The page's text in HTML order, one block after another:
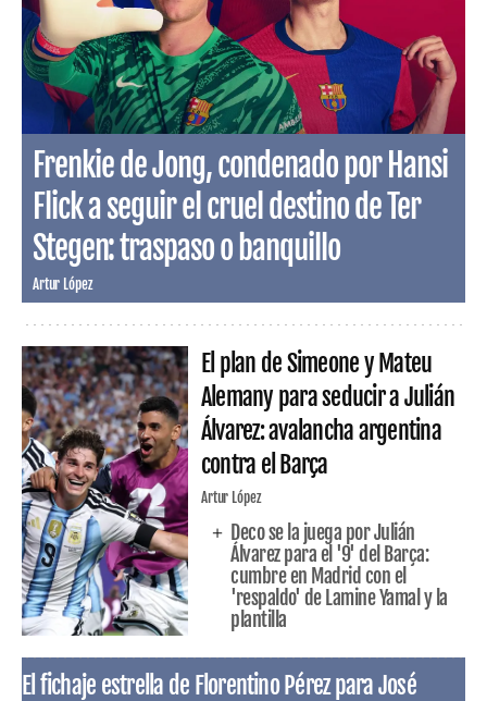
Frenkie de Jong, condenado por Hansi
Flick a seguir el cruel destino de Ter
Stegen: traspaso o banquillo
Artur López
El plan de Simeone y Mateu
Alemany para seducir a Julián
Álvarez: avalancha argentina
contra el Barça
Artur López
Deco se la juega por Julián
Álvarez para el '9' del Barça:
cumbre en Madrid con el
'respaldo' de Lamine Yamal y la
plantilla
El fichaje estrella de Florentino Pérez para José